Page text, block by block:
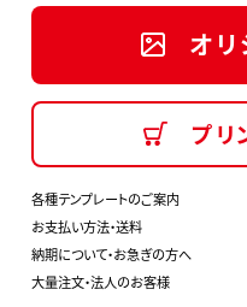
オ
プリ
各種テンプレートのご案内
お支払い方法・送料
納期について・お急ぎの方へ
大量注文・法人のお客様